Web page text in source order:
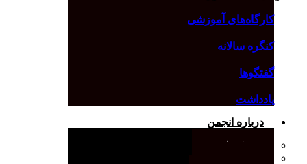
کارگاه‌های آموزشی
کنگره سالانه
گفتگوها
یادداشت
درباره انجمن
معرفی انجمن